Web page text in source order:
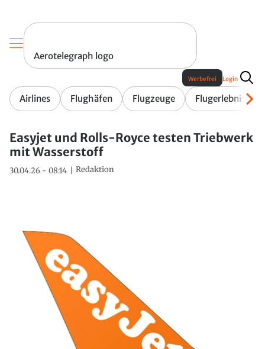
Aerotelegraph logo
Airlines Flughäfen Flugzeuge Flugerlebnis
Werbefrei Login
Easyjet und Rolls-Royce testen Triebwerk
mit Wasserstoff
30.04.26 - 08:14 Redaktion